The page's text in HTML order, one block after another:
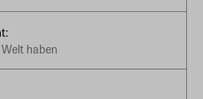
haben